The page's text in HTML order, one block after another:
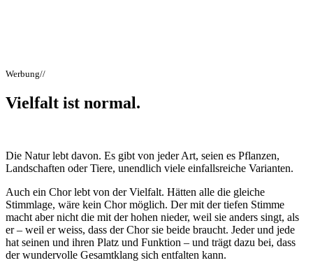
Werbung//
Vielfalt ist normal.
Die Natur lebt davon. Es gibt von jeder Art, seien es Pflanzen,
Landschaften oder Tiere, unendlich viele einfallsreiche Varianten.
Auch ein Chor lebt von der Vielfalt. Hätten alle die gleiche
Stimmlage, wäre kein Chor möglich. Der mit der tiefen Stimme
macht aber nicht die mit der hohen nieder, weil sie anders singt, als
er – weil er weiss, dass der Chor sie beide braucht. Jeder und jede
hat seinen und ihren Platz und Funktion – und trägt dazu bei, dass
der wundervolle Gesamtklang sich entfalten kann.